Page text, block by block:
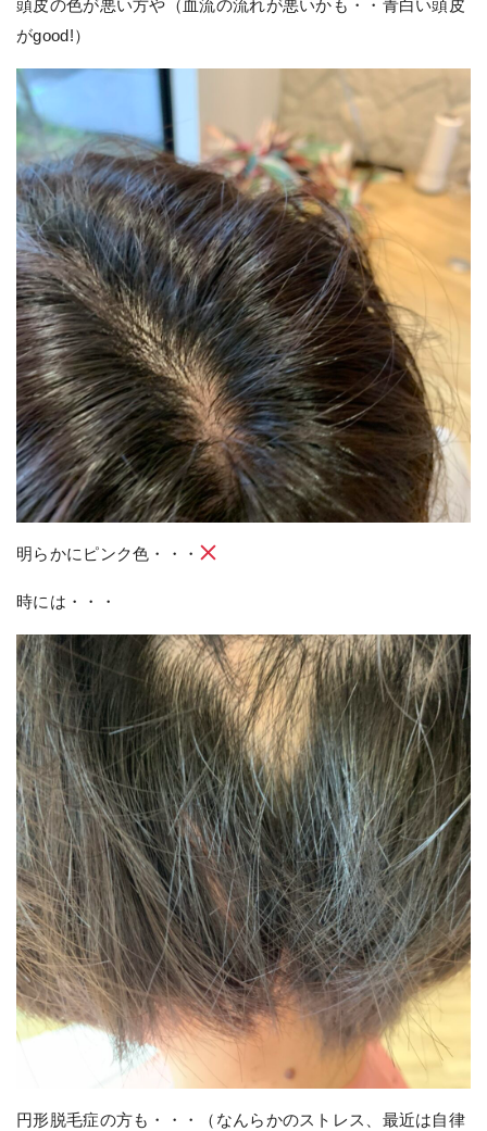
頭皮の色が悪い方や（血流の流れが悪いかも・・青白い頭皮
がgood!）
明らかにピンク色・・・
時には・・・
円形脱毛症の方も・・・（なんらかのストレス、最近は自律